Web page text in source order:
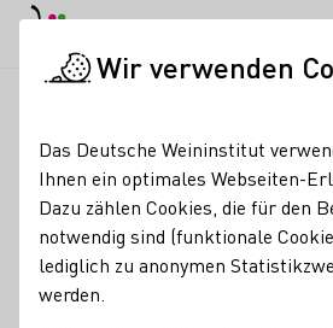
Weingut
Wein
Wir verwenden
Das Deutsche Weininstitut
Ihnen ein optimales Webseiten-
Dazu zählen Cookies, die für den
notwendig sind (funktionale
lediglich zu anonymen
werden.